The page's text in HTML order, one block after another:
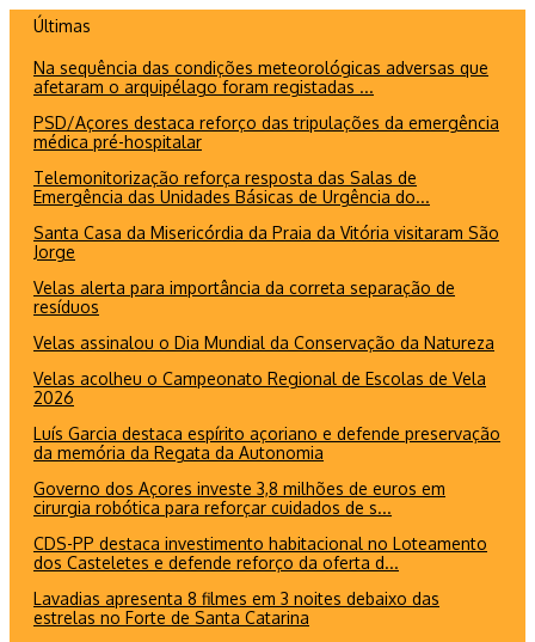
conteúdo
Últimas
Na sequência das condições meteorológicas adversas que
afetaram o arquipélago foram registadas ...
PSD/Açores destaca reforço das tripulações da emergência
médica pré-hospitalar
Telemonitorização reforça resposta das Salas de
Emergência das Unidades Básicas de Urgência do...
Santa Casa da Misericórdia da Praia da Vitória visitaram São
Jorge
Velas alerta para importância da correta separação de
resíduos
Velas assinalou o Dia Mundial da Conservação da Natureza
Velas acolheu o Campeonato Regional de Escolas de Vela
2026
Luís Garcia destaca espírito açoriano e defende preservação
da memória da Regata da Autonomia
Governo dos Açores investe 3,8 milhões de euros em
cirurgia robótica para reforçar cuidados de s...
CDS-PP destaca investimento habitacional no Loteamento
dos Casteletes e defende reforço da oferta d...
Lavadias apresenta 8 filmes em 3 noites debaixo das
estrelas no Forte de Santa Catarina